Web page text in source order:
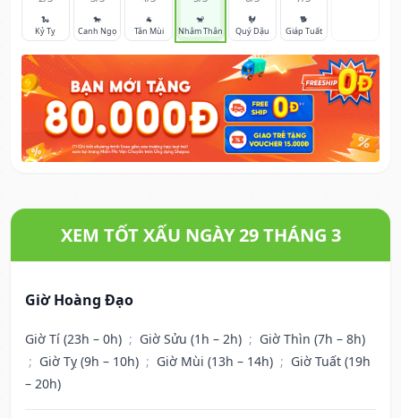
🐍
Kỷ Tỵ
🐎
Canh Ngọ
🐐
Tân Mùi
🐒
Nhâm Thân
🐓
Quý Dậu
🐕
Giáp Tuất
XEM TỐT XẤU NGÀY 29 THÁNG 3
Giờ Hoàng Đạo
Giờ Tí (23h – 0h) ; Giờ Sửu (1h – 2h) ; Giờ Thìn (7h – 8h)
; Giờ Tỵ (9h – 10h) ; Giờ Mùi (13h – 14h) ; Giờ Tuất (19h
– 20h)